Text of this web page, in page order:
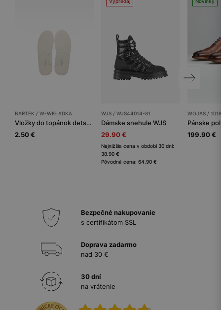
BARTEK / W-WKŁADKA
Vložky do topánok detský BARTEK
2.50 €
WJS / WJS44014-81
Dámske snehule WJS
29.90 €
Najnižšia cena v období 30 dní:
38.90 €
Pôvodná cena: 64.90 €
WOJAS /
Pánske
199.90 €
Bezpečné nakupovanie
s certifikátom SSL
Doprava zadarmo
nad 30 €
30 dní
na vrátenie